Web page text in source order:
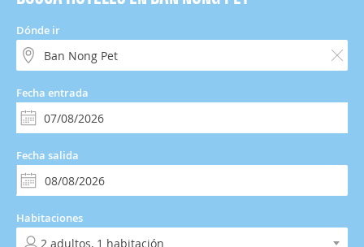
Dónde ir
Fecha entrada
Fecha salida
Habitaciones